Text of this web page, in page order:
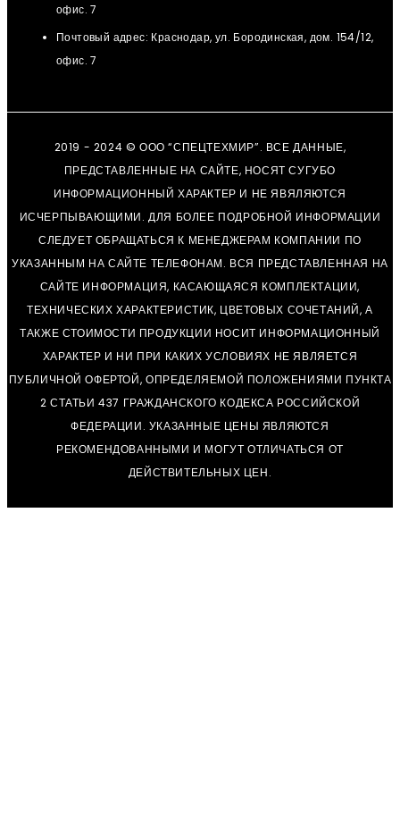
офис. 7
Почтовый адрес: Краснодар, ул. Бородинская, дом. 154/12,
офис. 7
2019 - 2024 © ООО “СПЕЦТЕХМИР”. ВСЕ ДАННЫЕ,
ПРЕДСТАВЛЕННЫЕ НА САЙТЕ, НОСЯТ СУГУБО
ИНФОРМАЦИОННЫЙ ХАРАКТЕР И НЕ ЯВЯЛЯЮТСЯ
ИСЧЕРПЫВАЮЩИМИ. ДЛЯ БОЛЕЕ ПОДРОБНОЙ ИНФОРМАЦИИ
СЛЕДУЕТ ОБРАЩАТЬСЯ К МЕНЕДЖЕРАМ КОМПАНИИ ПО
УКАЗАННЫМ НА САЙТЕ ТЕЛЕФОНАМ. ВСЯ ПРЕДСТАВЛЕННАЯ НА
САЙТЕ ИНФОРМАЦИЯ, КАСАЮЩАЯСЯ КОМПЛЕКТАЦИИ,
ТЕХНИЧЕСКИХ ХАРАКТЕРИСТИК, ЦВЕТОВЫХ СОЧЕТАНИЙ, А
ТАКЖЕ СТОИМОСТИ ПРОДУКЦИИ НОСИТ ИНФОРМАЦИОННЫЙ
ХАРАКТЕР И НИ ПРИ КАКИХ УСЛОВИЯХ НЕ ЯВЛЯЕТСЯ
ПУБЛИЧНОЙ ОФЕРТОЙ, ОПРЕДЕЛЯЕМОЙ ПОЛОЖЕНИЯМИ ПУНКТА
2 СТАТЬИ 437 ГРАЖДАНСКОГО КОДЕКСА РОССИЙСКОЙ
ФЕДЕРАЦИИ. УКАЗАННЫЕ ЦЕНЫ ЯВЛЯЮТСЯ
РЕКОМЕНДОВАННЫМИ И МОГУТ ОТЛИЧАТЬСЯ ОТ
ДЕЙСТВИТЕЛЬНЫХ ЦЕН.